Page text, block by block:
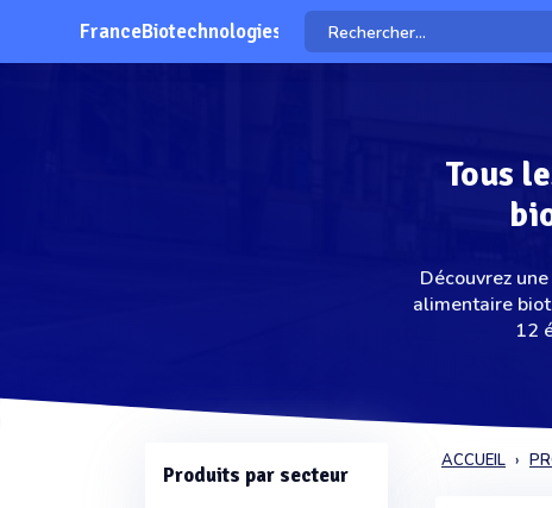
FranceBiotechnologies
Tous
Découvrez
alimentaire
12
Produits par secteur
ACCUEIL